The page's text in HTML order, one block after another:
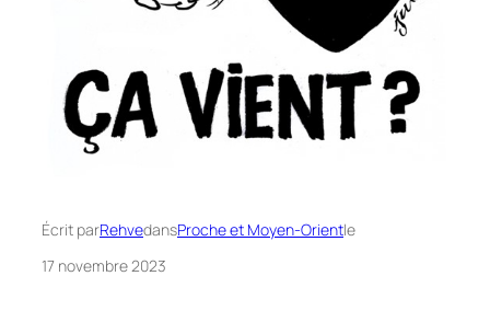
Écrit parRehvedansProche et Moyen-Orientle
17 novembre 2023